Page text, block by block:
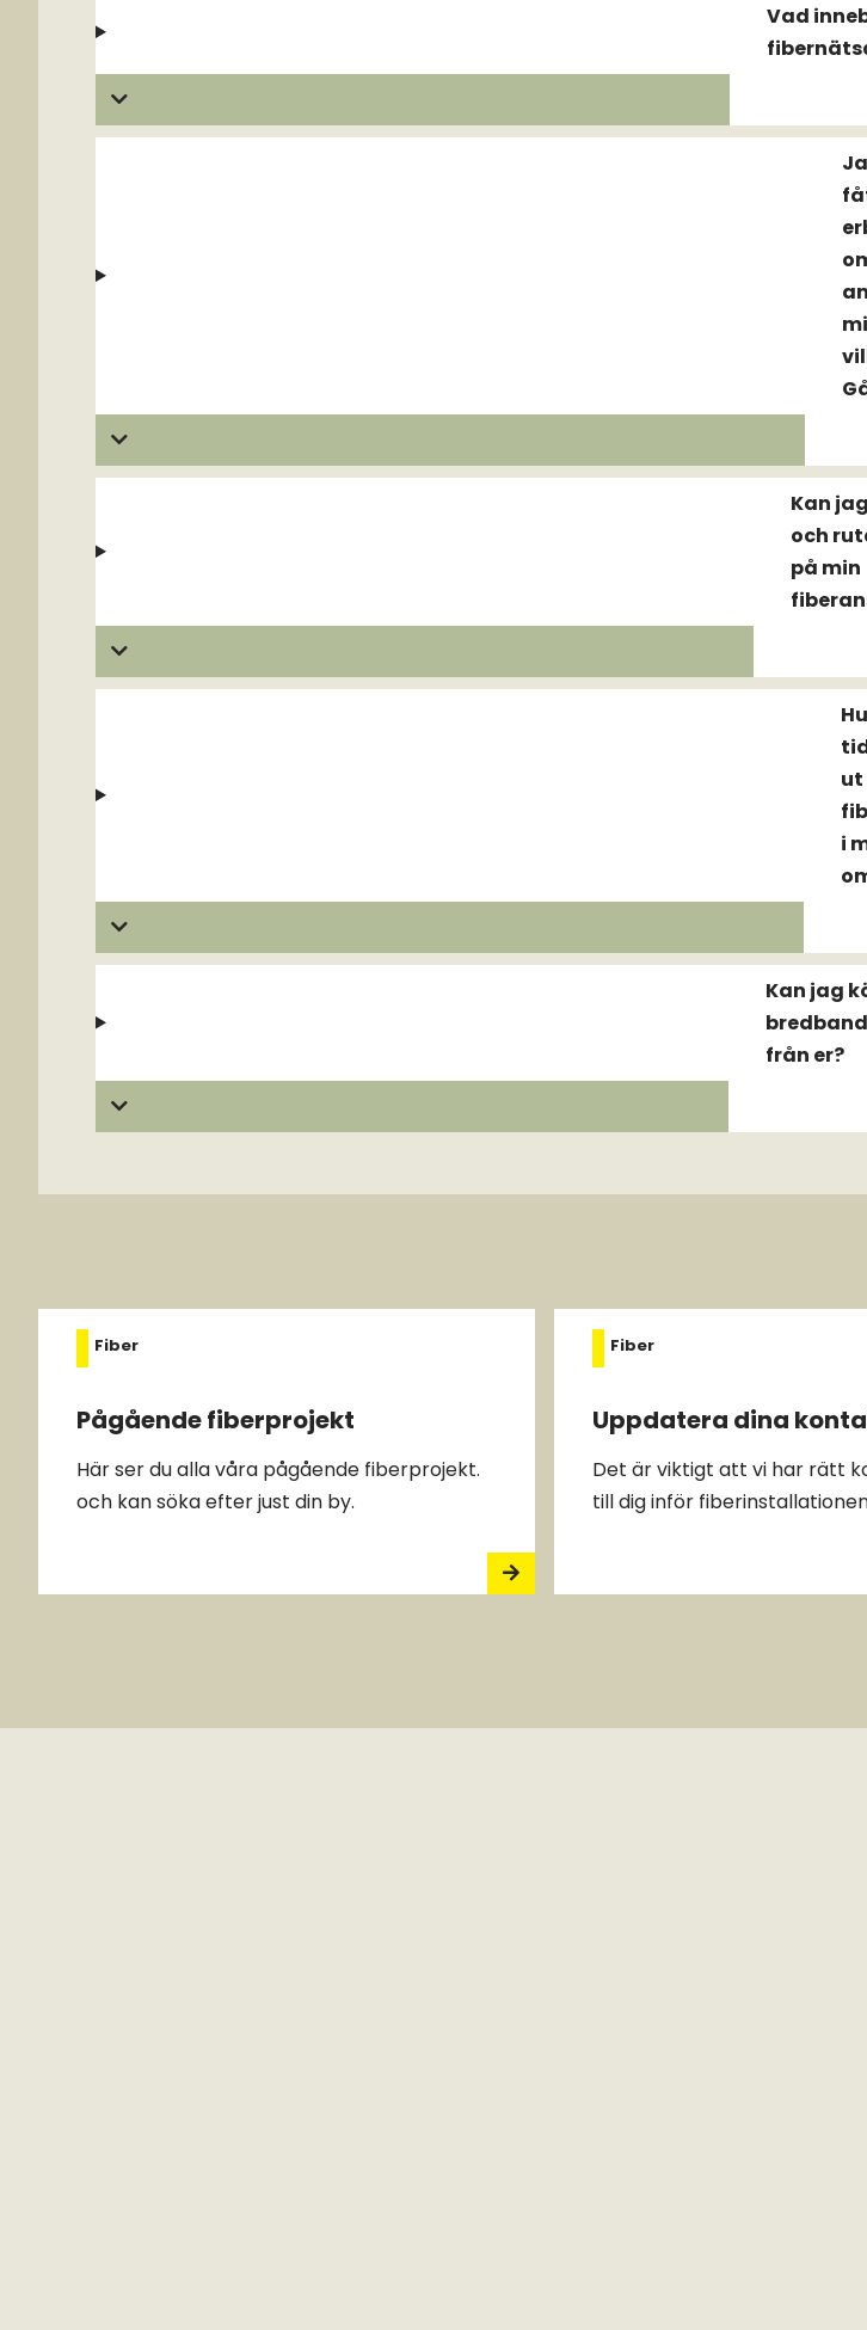
Vad
Kan
och
på min
ut
i
Kan jag
från er?
Fiber
Pågående fiberprojekt
Här ser du alla våra pågående fiberprojekt.
och kan söka efter just din by.
Fiber
Uppdatera dina
Det är viktigt att vi har rätt
till dig inför